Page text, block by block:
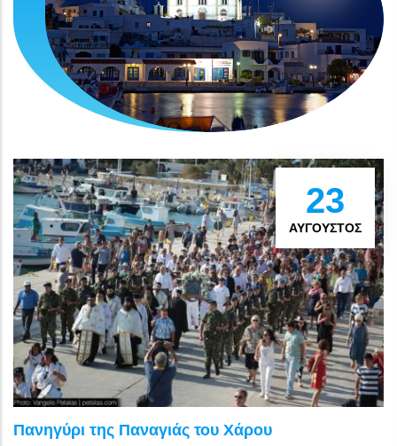
23
ΑΎΓΟΥΣΤΟΣ
Πανηγύρι της Παναγιάς του Χάρου